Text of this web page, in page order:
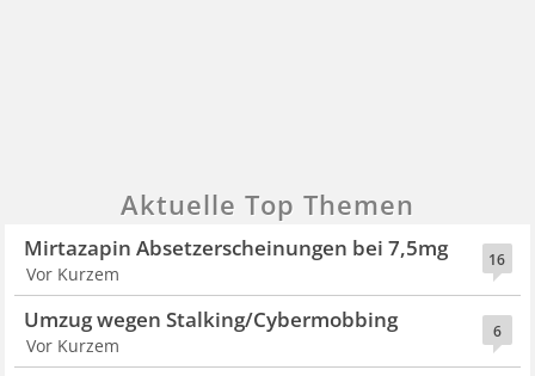
Aktuelle Top Themen
16
Mirtazapin Absetzerscheinungen bei 7,5mg
Vor Kurzem
6
Umzug wegen Stalking/Cybermobbing
Vor Kurzem